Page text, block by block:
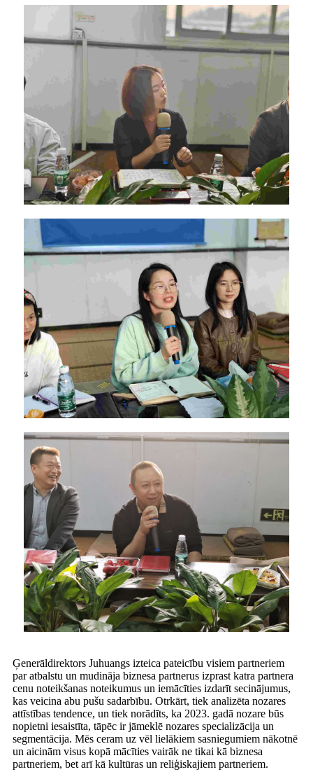
Ģenerāldirektors Juhuangs izteica pateicību visiem partneriem
par atbalstu un mudināja biznesa partnerus izprast katra partnera
cenu noteikšanas noteikumus un iemācīties izdarīt secinājumus,
kas veicina abu pušu sadarbību. Otrkārt, tiek analizēta nozares
attīstības tendence, un tiek norādīts, ka 2023. gadā nozare būs
nopietni iesaistīta, tāpēc ir jāmeklē nozares specializācija un
segmentācija. Mēs ceram uz vēl lielākiem sasniegumiem nākotnē
un aicinām visus kopā mācīties vairāk ne tikai kā biznesa
partneriem, bet arī kā kultūras un reliģiskajiem partneriem.